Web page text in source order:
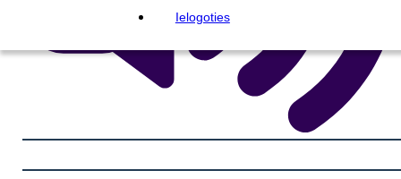
Ielogoties